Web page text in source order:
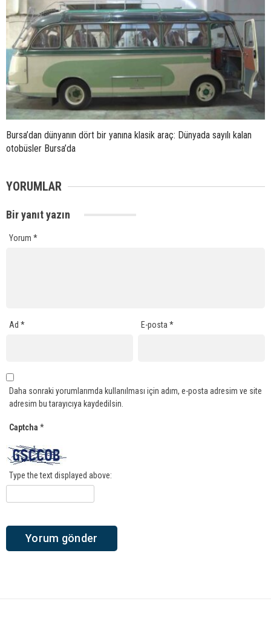
Bursa’dan dünyanın dört bir yanına klasik araç: Dünyada sayılı kalan
otobüsler Bursa’da
YORUMLAR
Bir yanıt yazın
Yorum *
Ad * E-posta*
Daha sonraki yorumlarımda kullanılması için adım, e-posta adresim ve site
adresim bu tarayıcıya kaydedilsin.
Captcha *
Type the text displayed above: